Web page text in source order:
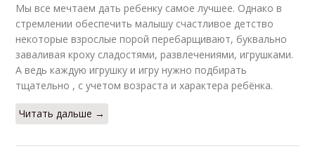
Мы все мечтаем дать ребенку самое лучшее. Однако в
стремлении обеспечить малышу счастливое детство
некоторые взрослые порой перебарщивают, буквально
заваливая кроху сладостями, развлечениями, игрушками.
А ведь каждую игрушку и игру нужно подбирать
тщательно , с учетом возраста и характера ребёнка.
Читать дальше →